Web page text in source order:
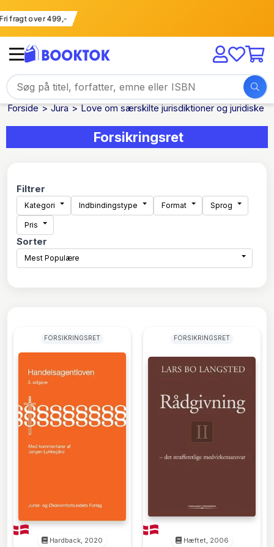
Fri fragt over 499,-
Forside Jura Love om særskilte jurisdiktioner og juridiske
Forsikringsret
Filtrer
Kategori Indbindingstype Format Sprog
Pris
Sorter
Mest Populære
FORSIKRINGSRET
Hardback, 2020
FORSIKRINGSRET
Hæftet, 2006